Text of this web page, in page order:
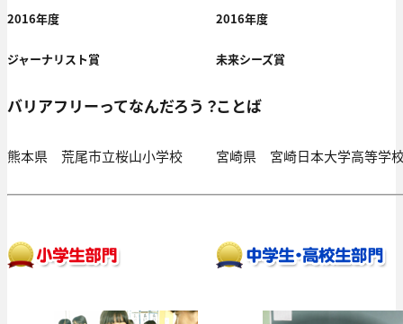
2016年度
ジャーナリスト賞
バリアフリーってなんだろう？
熊本県 荒尾市立桜山小学校
2016年度
未来シーズ賞
ことば
宮崎県 宮崎日本大学高等学